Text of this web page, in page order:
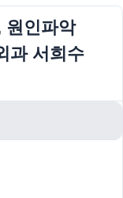
원인파악
과 서희수